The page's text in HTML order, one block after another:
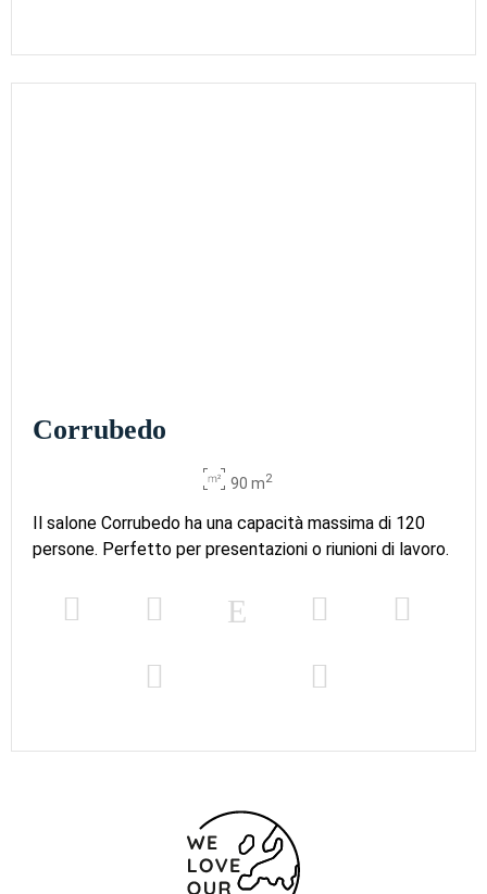
Corrubedo
90 m2
Il salone Corrubedo ha una capacità massima di 120
persone. Perfetto per presentazioni o riunioni di lavoro.